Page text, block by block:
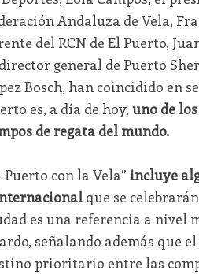
Andaluza de Vela,
del RCN de El Puerto,
general de Puerto
Bosch, han coincidido en
es, a día de hoy, uno de
de regata del mundo.
Puerto con la Vela” incluye
que se
es una referencia a nivel
señalando además que
prioritario entre las